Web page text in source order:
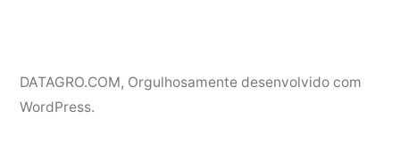
DATAGRO.COM, Orgulhosamente desenvolvido com
WordPress.